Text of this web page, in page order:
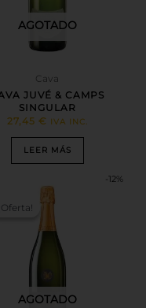
AGOTADO
Cava
JUVÉ & CAMPS
SINGULAR
27,45 € IVA INC.
LEER MÁS
¡Oferta!
-12%
AGOTADO
¡Oferta!
EL
PRECIO
ERA:
13,50 €.